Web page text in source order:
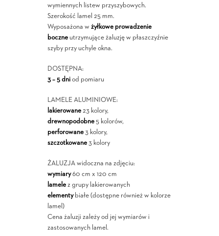
wymiennych listew przyszybowych.
Szerokość lamel 25 mm.
Wyposażona w żyłkowe prowadzenie
boczneutrzymujące żaluzję w płaszczyźnie
szyby przy uchyle okna.
DOSTĘPNA:
3 – 5 dniod pomiaru
LAMELE ALUMINIOWE:
lakierowane23 kolory,
drewnopodobne5 kolorów,
perforowane3 kolory,
szczotkowane3 kolory
ŻALUZJA widoczna na zdjęciu:
wymiary60 cm x 120 cm
lamelez grupy lakierowanych
elementybiałe (dostępne również w kolorze
lamel)
Cena żaluzji zależy od jej wymiarów i
zastosowanych lamel.